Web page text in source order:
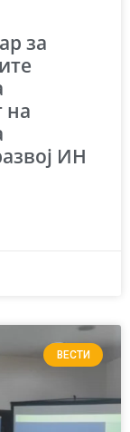
за
на
ИН
ВЕСТИ